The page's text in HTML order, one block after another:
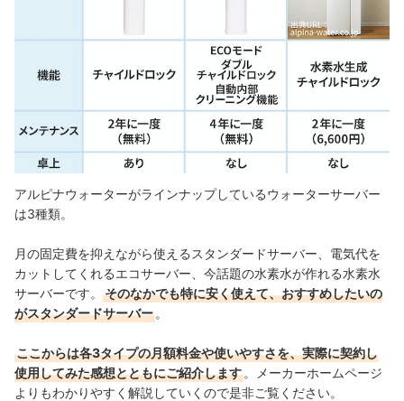
アルピナウォーターがラインナップしているウォーターサーバー
は3種類。
月の固定費を抑えながら使えるスタンダードサーバー、電気代を
カットしてくれるエコサーバー、今話題の水素水が作れる水素水
サーバーです。
そのなかでも特に安く使えて、おすすめしたいの
がスタンダードサーバー 。
ここからは各3タイプの月額料金や使いやすさを、実際に契約し
使用してみた感想とともにご紹介します 。メーカーホームページ
よりもわかりやすく解説していくので是非ご覧ください。